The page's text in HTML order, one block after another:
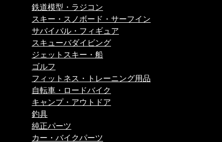
鉄道模型・ラジコン
スキー・スノボード・サーフイン
サバイバル・フィギュア
スキューバダイビング
ジェットスキー・船
ゴルフ
フィットネス・トレーニング用品
自転車・ロードバイク
キャンプ・アウトドア
釣具
純正パーツ
カー・バイクパーツ